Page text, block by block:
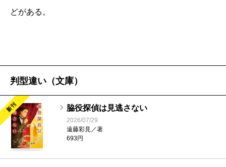
た。三〇分ほど前に冷蔵庫に収められる様子を、みん
なで見ていたのに……。このままではシーンがカット
され、エクレアをサーブするバトラーの役も消えてな
くなってしまう。左右田は関係者に雑談のていで話を
聞き、事件解決に向けて動き出す。一連の流れはコミ
どがある。
判型違い（文庫）
新刊 脇役探偵は見逃さない
2026/07/29
遠藤彩見／著
693円